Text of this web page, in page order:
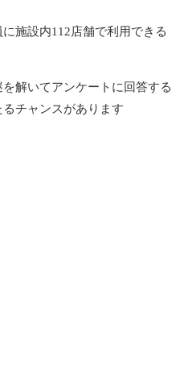
に施設内112店舗で利用できる
を解いてアンケートに回答する
チャンスがあります